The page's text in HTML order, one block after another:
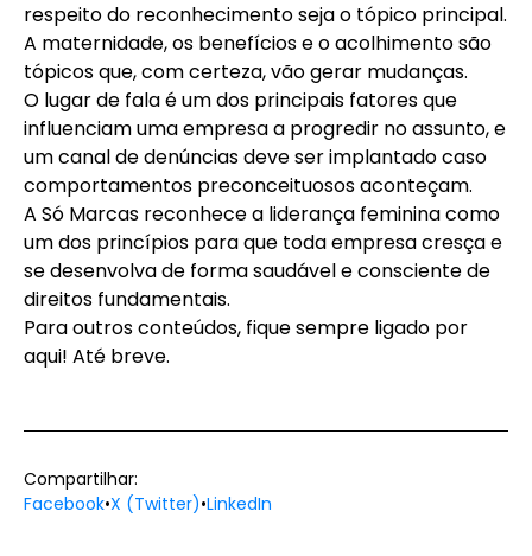
respeito do reconhecimento seja o tópico principal.
A maternidade, os benefícios e o acolhimento são
tópicos que, com certeza, vão gerar mudanças.
O lugar de fala é um dos principais fatores que
influenciam uma empresa a progredir no assunto, e
um canal de denúncias deve ser implantado caso
comportamentos preconceituosos aconteçam.
A Só Marcas reconhece a liderança feminina como
um dos princípios para que toda empresa cresça e
se desenvolva de forma saudável e consciente de
direitos fundamentais.
Para outros conteúdos, fique sempre ligado por
aqui! Até breve.
Compartilhar:
Facebook•X (Twitter)•LinkedIn